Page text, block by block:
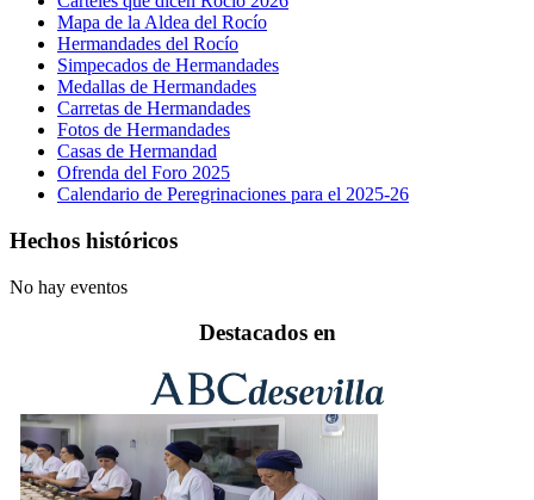
Mapa de la Aldea del Rocío
Hermandades del Rocío
Simpecados de Hermandades
Medallas de Hermandades
Carretas de Hermandades
Fotos de Hermandades
Casas de Hermandad
Ofrenda del Foro 2025
Calendario de Peregrinaciones para el 2025-26
Hechos históricos
No hay eventos
Destacados en